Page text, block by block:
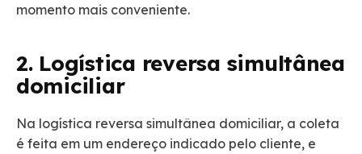
momento mais conveniente.
2. Logística reversa simultânea
domiciliar
Na logística reversa simultânea domiciliar, a coleta
é feita em um endereço indicado pelo cliente, e